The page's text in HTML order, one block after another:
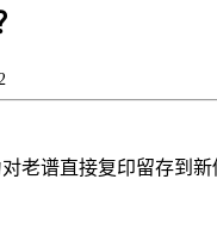
老谱直接复印留存到